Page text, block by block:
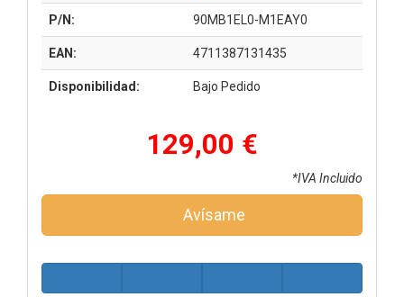
P/N: 90MB1EL0-M1EAY0
EAN: 4711387131435
Disponibilidad: Bajo Pedido
129,00 €
*IVA Incluido
Avísame